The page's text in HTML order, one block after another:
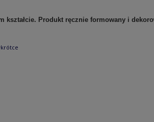
kształcie. Produkt ręcznie formowany i